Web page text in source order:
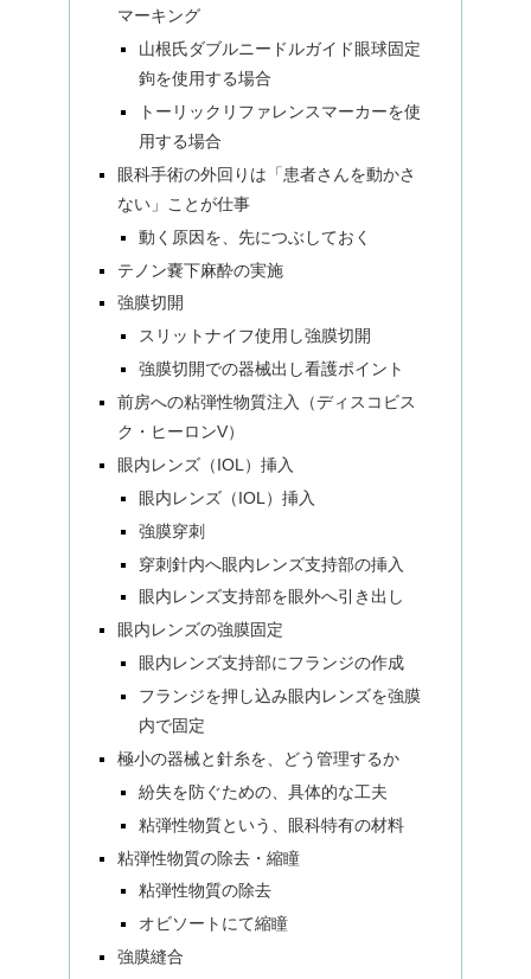
マーキング
山根氏ダブルニードルガイド眼球固定
鉤を使用する場合
トーリックリファレンスマーカーを使
用する場合
眼科手術の外回りは「患者さんを動かさ
ない」ことが仕事
動く原因を、先につぶしておく
テノン嚢下麻酔の実施
強膜切開
スリットナイフ使用し強膜切開
強膜切開での器械出し看護ポイント
前房への粘弾性物質注入（ディスコビス
ク・ヒーロンV）
眼内レンズ（IOL）挿入
眼内レンズ（IOL）挿入
強膜穿刺
穿刺針内へ眼内レンズ支持部の挿入
眼内レンズ支持部を眼外へ引き出し
眼内レンズの強膜固定
眼内レンズ支持部にフランジの作成
フランジを押し込み眼内レンズを強膜
内で固定
極小の器械と針糸を、どう管理するか
紛失を防ぐための、具体的な工夫
粘弾性物質という、眼科特有の材料
粘弾性物質の除去・縮瞳
粘弾性物質の除去
オビソートにて縮瞳
強膜縫合